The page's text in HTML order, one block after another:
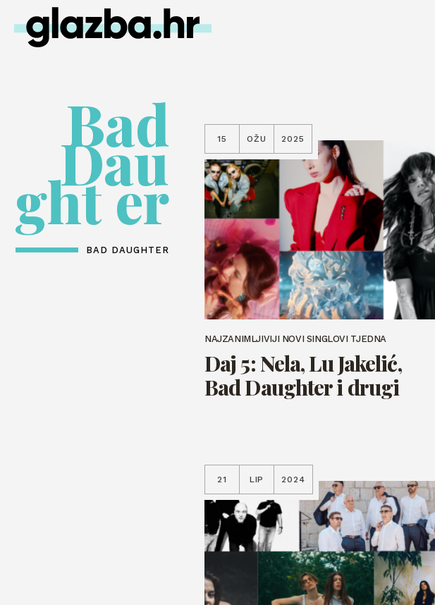
Bad
Dau
ght er
BAD DAUGHTER
15 OŽU 2025
NAJZANIMLJIVIJI NOVI SINGLOVI TJEDNA
Daj 5: Nela, Lu Jakelić,
Bad Daughter i drugi
21 LIP 2024